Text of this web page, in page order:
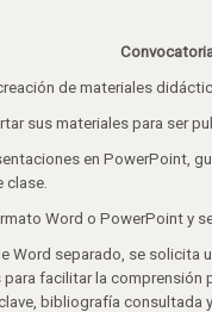
de materiales
sus materiales para ser
en PowerPoint,
clase.
Word o PowerPoint y
Word separado, se
facilitar la
bibliografía